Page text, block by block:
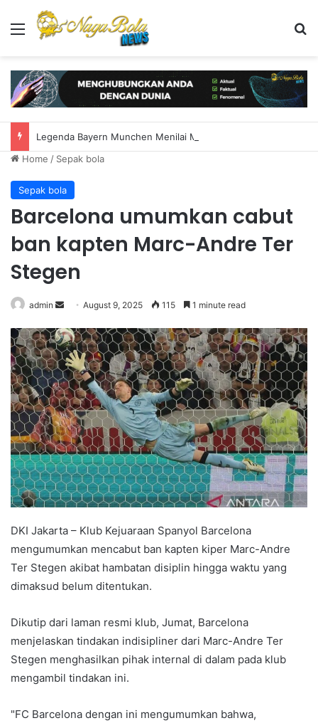
Menu
Legenda Bayern Munchen Menilai MLS Makin Bergengsi
Home / Sepak bola
Sepak bola
Barcelona umumkan cabut
ban kapten Marc-Andre Ter
Stegen
admin
n
d
a
n
e
m
a
i
l
August 9, 2025 115 1 minute read
DKI Jakarta – Klub Kejuaraan Spanyol Barcelona
mengumumkan mencabut ban kapten kiper Marc-Andre
Ter Stegen akibat hambatan disiplin hingga waktu yang
dimaksud belum ditentukan.
Dikutip dari laman resmi klub, Jumat, Barcelona
menjelaskan tindakan indisipliner dari Marc-Andre Ter
Stegen menghasilkan pihak internal di dalam pada klub
mengambil tindakan ini.
"FC Barcelona dengan ini mengumumkan bahwa,